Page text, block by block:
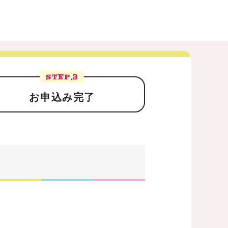
STEP.3
お申込み完了